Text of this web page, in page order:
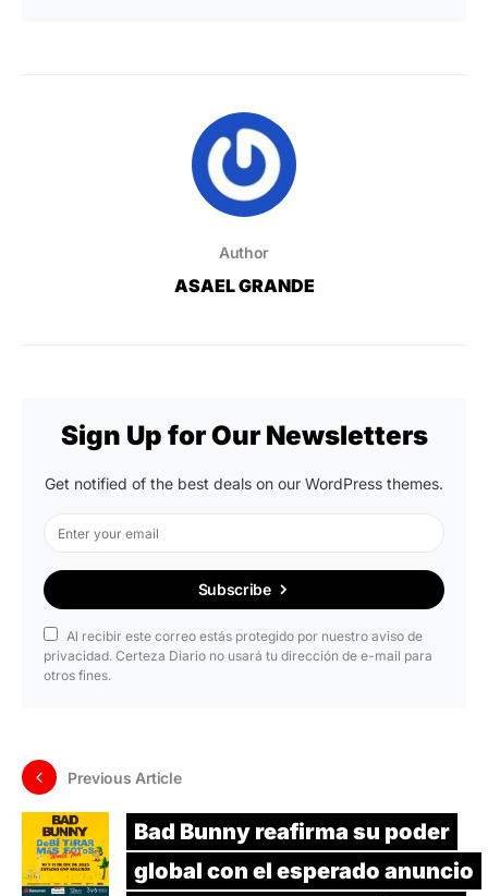
Author
ASAEL GRANDE
Sign Up for Our Newsletters
Get notified of the best deals on our WordPress themes.
Subscribe
Al recibir este correo estás protegido por nuestro aviso de
privacidad. Certeza Diario no usará tu dirección de e-mail para
otros fines.
Previous Article
Bad Bunny reafirma su poder
global con el esperado anuncio